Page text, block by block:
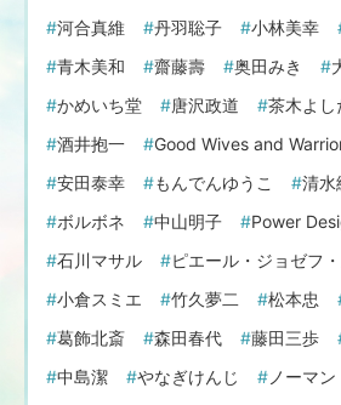
河合真維
丹羽聡子 小林美幸
青木美和
齋藤壽 奥田みき
かめいち堂
唐沢政道 茶木よし
酒井抱一
Good Wives and
安田泰幸
もんでんゆうこ 清水
ボルボネ
中山明子
Power
石川マサル
ピエール・ジョゼフ
小倉スミエ
竹久夢二 松本忠
葛飾北斎
森田春代 藤田三歩
中島潔
やなぎけんじ
ノーマ